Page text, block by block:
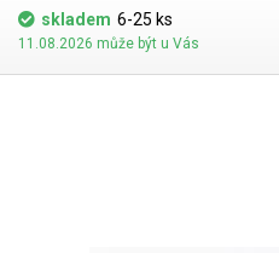
skladem 6-25 ks
11.08.2026 může být u Vás